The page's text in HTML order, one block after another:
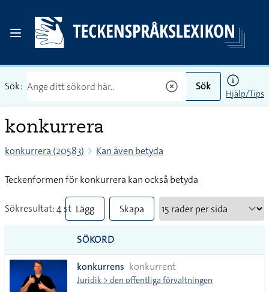
Sök: Sök
Hjälp/Tips
konkurrera
konkurrera (20583) Kan även betyda
Teckenformen för konkurrera kan också betyda
Sökresultat: 4 st Lägg
till
alla i
lista
Skapa
SÖKORD
konkurrens konkurrent
Juridik > den offentliga förvaltningen